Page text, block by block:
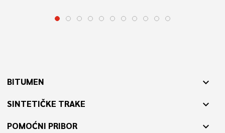
BITUMEN expand_more
SINTETIČKE TRAKE expand_more
POMOĆNI PRIBOR expand_more